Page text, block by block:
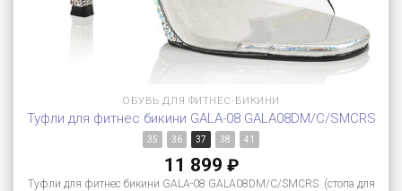
ОБУВЬ ДЛЯ ФИТНЕС-БИКИНИ
Туфли для фитнес бикини GALA-08 GALA08DM/C/SMCRS
35 36 37 38 41
11 899 ₽
Туфли для фитнес бикини GALA-08 GALA08DM/C/SMCRS (стопа для